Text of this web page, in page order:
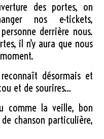
des portes, on
nos e-tickets,
derrière nous.
il n’y aura que nous
désormais et
et de sourires…
comme la veille, bon
chanson particulière,